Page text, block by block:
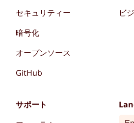
セキュリティー
暗号化
オープンソース
GitHub
ビ
サポート